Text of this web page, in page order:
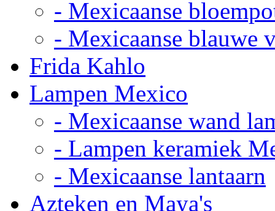
- Mexicaanse
- Mexicaanse blauwe
Frida Kahlo
Lampen Mexico
- Mexicaanse wand
- Lampen keramiek
- Mexicaanse lantaarn
Azteken en Maya's